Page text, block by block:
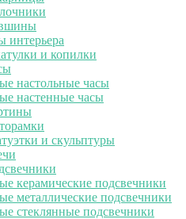
интерьера
и копилки
настольные часы
настенные часы
и скульптуры
керамические подсвечники
металлические подсвечники
стеклянные подсвечники